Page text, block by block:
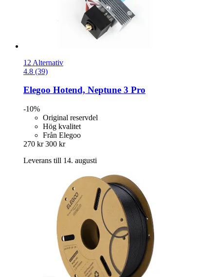
12 Alternativ
4.8 (39)
Elegoo Hotend, Neptune 3 Pro
-10%
Original reservdel
Hög kvalitet
Från Elegoo
270 kr 300 kr
Leverans till 14. augusti